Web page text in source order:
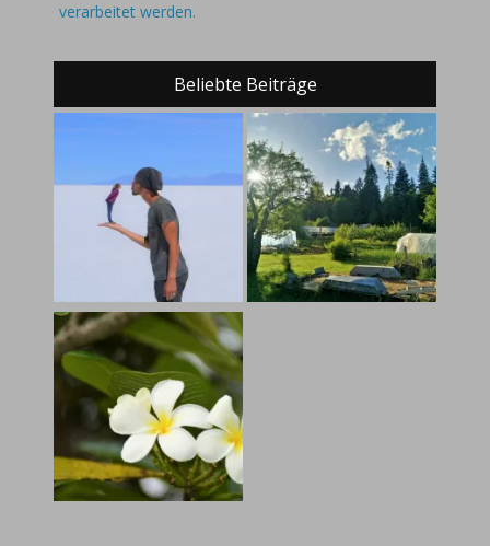
verarbeitet werden.
Beliebte Beiträge